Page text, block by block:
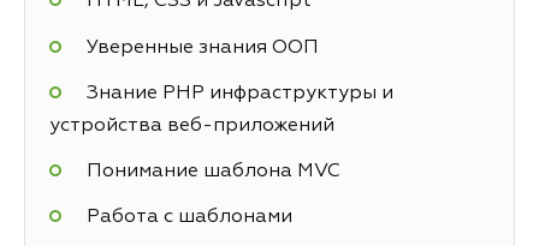
Уверенные знания ООП
Знание PHP инфраструктуры и
устройства веб-приложений
Понимание шаблона MVC
Работа с шаблонами